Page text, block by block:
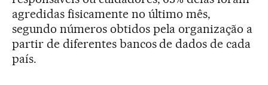
agredidas fisicamente no último mês,
segundo números obtidos pela organização a
partir de diferentes bancos de dados de cada
país.